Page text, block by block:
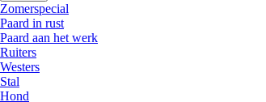
Zomerspecial
Paard in rust
Paard aan het werk
Ruiters
Westers
Stal
Hond